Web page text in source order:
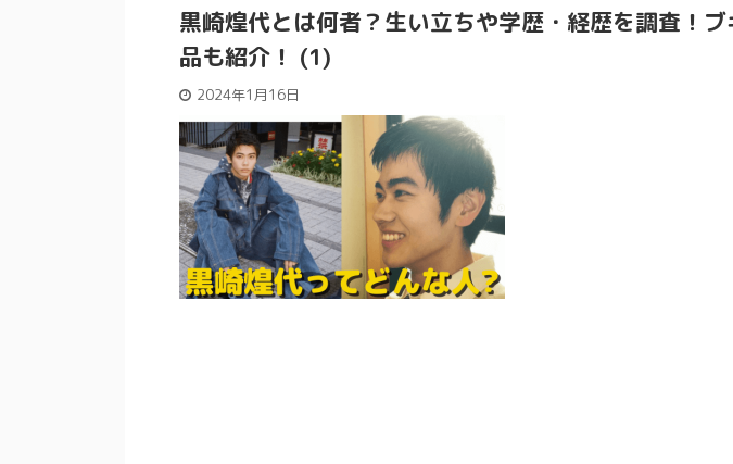
黒崎煌代とは何者？生い立ちや学歴・経歴を調査！
品も紹介！ (1)
2024年1月16日